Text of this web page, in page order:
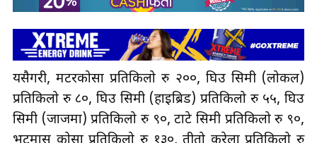
यसैगरी, मटरकोसा प्रतिकिलो रु २००, घिउ सिमी (लोकल)
प्रतिकिलो रु ८०, घिउ सिमी (हाइब्रिड) प्रतिकिलो रु ५५, घिउ
सिमी (जाजमा) प्रतिकिलो रु ९०, टाटे सिमी प्रतिकिलो रु ९०,